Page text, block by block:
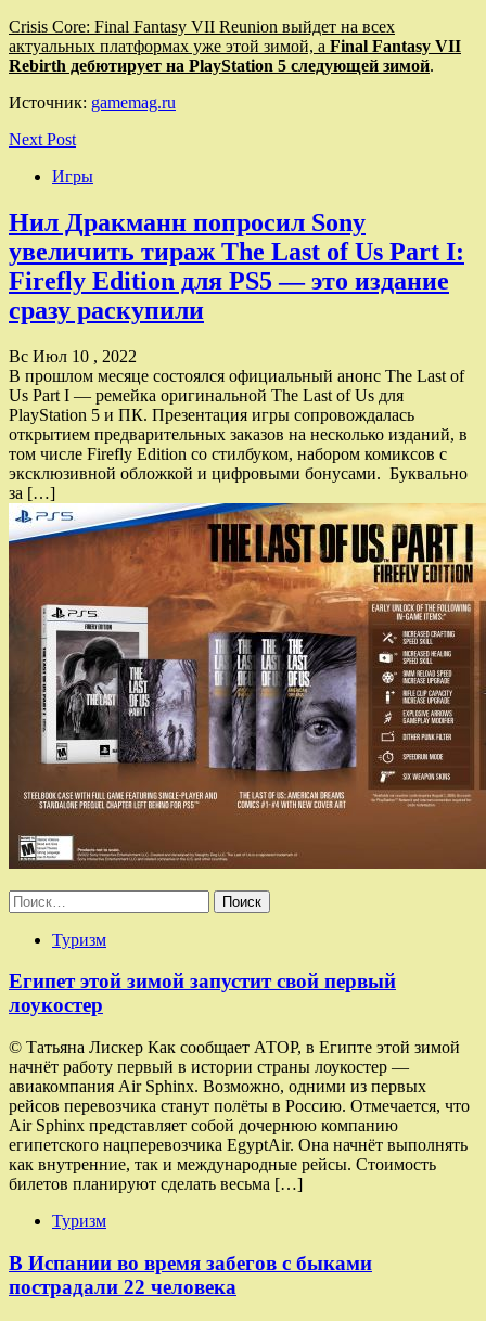
Crisis Core: Final Fantasy VII Reunion выйдет на всех
актуальных платформах уже этой зимой, а Final Fantasy VII
Rebirth дебютирует на PlayStation 5 следующей зимой.
Источник: gamemag.ru
Next Post
Игры
Нил Дракманн попросил Sony
увеличить тираж The Last of Us Part I:
Firefly Edition для PS5 — это издание
сразу раскупили
Вс Июл 10 , 2022
В прошлом месяце состоялся официальный анонс The Last of
Us Part I — ремейка оригинальной The Last of Us для
PlayStation 5 и ПК. Презентация игры сопровождалась
открытием предварительных заказов на несколько изданий, в
том числе Firefly Edition со стилбуком, набором комиксов с
эксклюзивной обложкой и цифровыми бонусами. Буквально
за […]
Найти:
Туризм
Египет этой зимой запустит свой первый
лоукостер
© Татьяна Лискер Как сообщает АТОР, в Египте этой зимой
начнёт работу первый в истории страны лоукостер —
авиакомпания Air Sphinx. Возможно, одними из первых
рейсов перевозчика станут полёты в Россию. Отмечается, что
Air Sphinx представляет собой дочернюю компанию
египетского нацперевозчика EgyptAir. Она начнёт выполнять
как внутренние, так и международные рейсы. Стоимость
билетов планируют сделать весьма […]
Туризм
В Испании во время забегов с быками
пострадали 22 человека